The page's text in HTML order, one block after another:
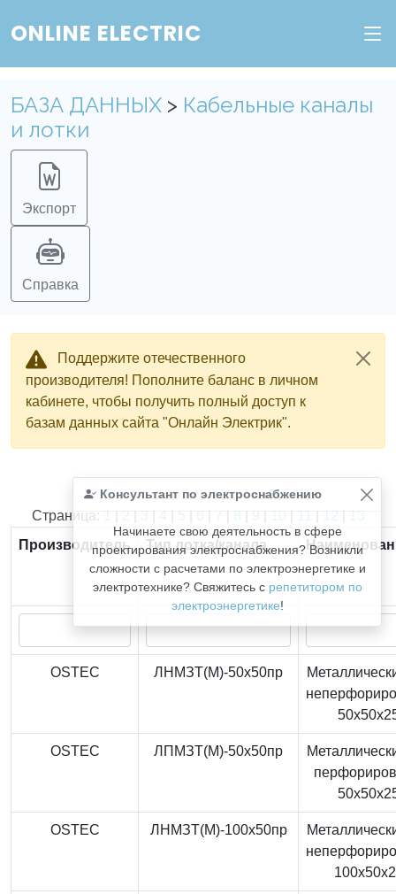
ONLINE ELECTRIC
БАЗА ДАННЫХ > Кабельные каналы
и лотки
Экспорт
Справка
Поддержите отечественного
производителя! Пополните баланс в личном
кабинете, чтобы получить полный доступ к
базам данных сайта "Онлайн Электрик".
Консультант по электроснабжению
Начинаете свою деятельность в сфере
проектирования электроснабжения? Возникли
сложности с расчетами по электроэнергетике и
электротехнике? Свяжитесь с репетитором по
электроэнергетике!
Найдено366из366записей.
Страница: 1 | 2 | 3 | 4 | 5 | 6 | 7 | 8 | 9 | 10 | 11 | 12 | 13
Производитель
Тип лотка/канала
OSTEC ЛНМЗТ(М)-50x50пр
OSTEC ЛПМЗТ(М)-50x50пр
OSTEC ЛНМЗТ(М)-100x50пр